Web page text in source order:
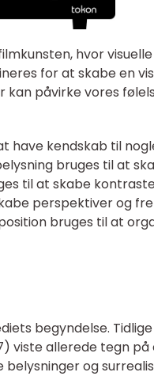
hvor
for at skabe en
kan påvirke vores
have kendskab til
bruges til at
til at skabe
perspektiver og
bruges til at
begyndelse.
viste allerede tegn
og